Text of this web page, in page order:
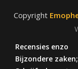
Copyright
Recensies enzo
Bijzondere